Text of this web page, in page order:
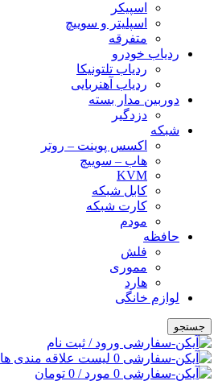
اسپیکر
اسپلیتر و سوییچ
متفرقه
ردیاب خودرو
ردیاب تلتونیکا
ردیاب آهنربایی
دوربین مدار بسته
دزدگیر
شبکه
اکسس پوینت – روتر
هاب – سوییچ
KVM
کابل شبکه
کارت شبکه
مودم
حافظه
فلش
مموری
هارد
لوازم خانگی
جستجو
ورود / ثبت نام
0 لیست علاقه مندی ها
0 مورد/
0 تومان